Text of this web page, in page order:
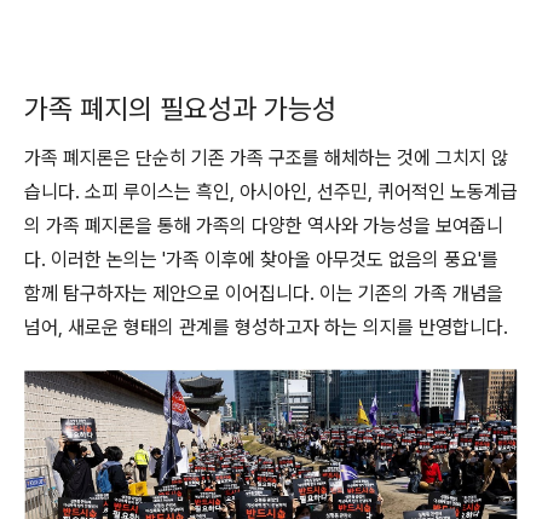
가족 폐지의 필요성과 가능성
가족 폐지론은 단순히 기존 가족 구조를 해체하는 것에 그치지 않
습니다. 소피 루이스는 흑인, 아시아인, 선주민, 퀴어적인 노동계급
의 가족 폐지론을 통해 가족의 다양한 역사와 가능성을 보여줍니
다. 이러한 논의는 '가족 이후에 찾아올 아무것도 없음의 풍요'를
함께 탐구하자는 제안으로 이어집니다. 이는 기존의 가족 개념을
넘어, 새로운 형태의 관계를 형성하고자 하는 의지를 반영합니다.